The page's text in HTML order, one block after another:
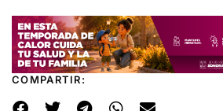
COMPARTIR: